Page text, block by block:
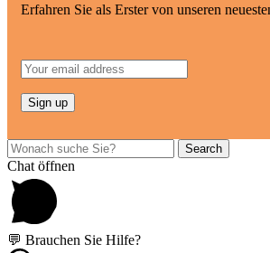
Erfahren Sie als Erster von unseren
Search
Chat öffnen
💬 Brauchen Sie Hilfe?